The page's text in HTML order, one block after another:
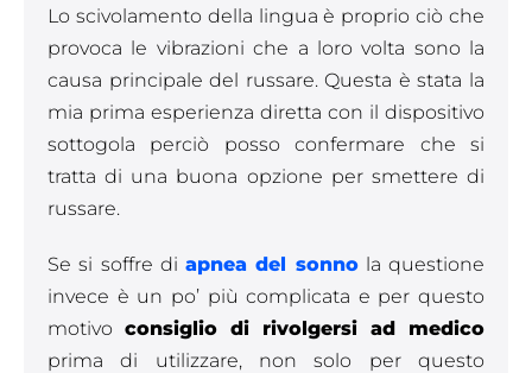
Lo scivolamento della lingua è proprio ciò che
provoca le vibrazioni che a loro volta sono la
causa principale del russare. Questa è stata la
mia prima esperienza diretta con il dispositivo
sottogola perciò posso confermare che si
tratta di una buona opzione per smettere di
russare.
Se si soffre di apnea del sonnola questione
invece è un po’ più complicata e per questo
motivo consiglio di rivolgersi ad medico
prima di utilizzare, non solo per questo